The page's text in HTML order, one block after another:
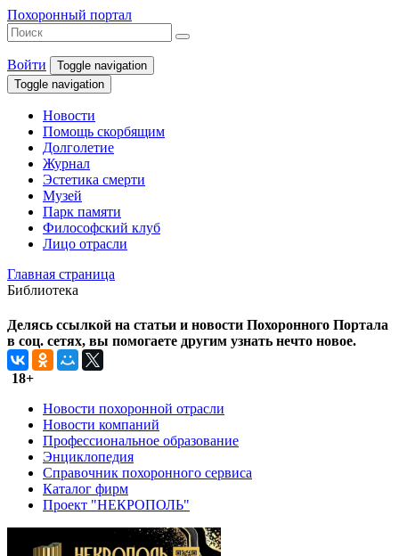
Похоронный портал
Войти
Toggle navigation
Toggle navigation
Новости
Помощь скорбящим
Долголетие
Журнал
Эстетика смерти
Музей
Парк памяти
Философский клуб
Лицо отрасли
Главная страница
Библиотека
Делясь ссылкой на статьи и новости Похоронного Портала
в соц. сетях, вы помогаете другим узнать нечто новое.
18+
Новости похоронной отрасли
Новости компаний
Профессиональное образование
Энциклопедия
Справочник похоронного сервиса
Каталог фирм
Проект "НЕКРОПОЛЬ"